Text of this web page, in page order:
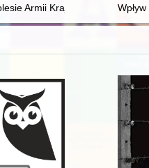
patriotyzmu i zainteresowania
Armii Krajowej